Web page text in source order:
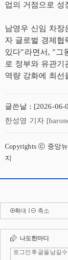
업의 거점으로 성
남영우 신임 차장
자 글로벌 경제협
있다"라면서, "그
로 정부와 유관
역량 강화에 최선
글쓴날 : [2026-06-
한성영 기자
Copyrights ⓒ 중앙
지
확대 l 축소